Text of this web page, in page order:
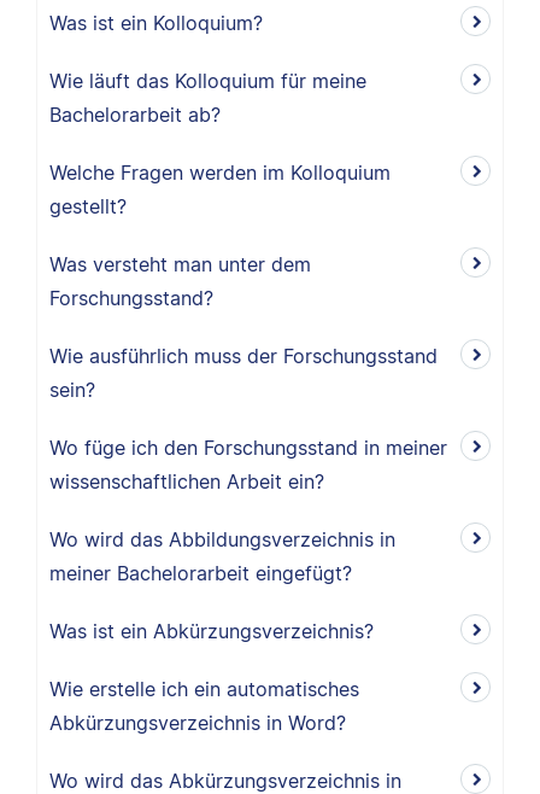
Was ist ein Kolloquium?
Wie läuft das Kolloquium für meine
Bachelorarbeit ab?
Welche Fragen werden im Kolloquium
gestellt?
Was versteht man unter dem
Forschungsstand?
Wie ausführlich muss der Forschungsstand
sein?
Wo füge ich den Forschungsstand in meiner
wissenschaftlichen Arbeit ein?
Wo wird das Abbildungsverzeichnis in
meiner Bachelorarbeit eingefügt?
Was ist ein Abkürzungsverzeichnis?
Wie erstelle ich ein automatisches
Abkürzungsverzeichnis in Word?
Wo wird das Abkürzungsverzeichnis in